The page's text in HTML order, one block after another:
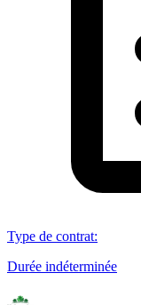
Type de contrat:
Durée indéterminée